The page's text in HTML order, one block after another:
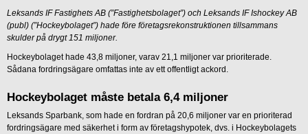
Leksands IF Fastighets AB (”Fastighetsbolaget”) och Leksands IF Ishockey AB
(publ) (”Hockeybolaget”) hade före företagsrekonstruktionen tillsammans
skulder på drygt 151 miljoner.
Hockeybolaget hade 43,8 miljoner, varav 21,1 miljoner var prioriterade.
Sådana fordringsägare omfattas inte av ett offentligt ackord.
Hockeybolaget måste betala 6,4 miljoner
Leksands Sparbank, som hade en fordran på 20,6 miljoner var en prioriterad
fordringsägare med säkerhet i form av företagshypotek, dvs. i Hockeybolagets